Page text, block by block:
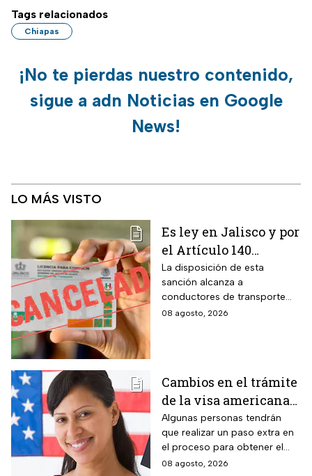
Tags relacionados
Chiapas
¡No te pierdas nuestro contenido,
sigue a adn Noticias en Google
News!
LO MÁS VISTO
Es ley en Jalisco y por
el Artículo 140
cancelarán la licencia
de conducir de por
vida a todos los
automovilistas que
La disposición de esta
sanción alcanza a
conductores de transporte
escolar, unidades de
común.
08 agosto, 2026
Cambios en el trámite
de la visa americana
2026 y para quiénes
aplica
Algunas personas tendrán
que realizar un paso extra en
el proceso para obtener el
documento que permite
08 agosto, 2026